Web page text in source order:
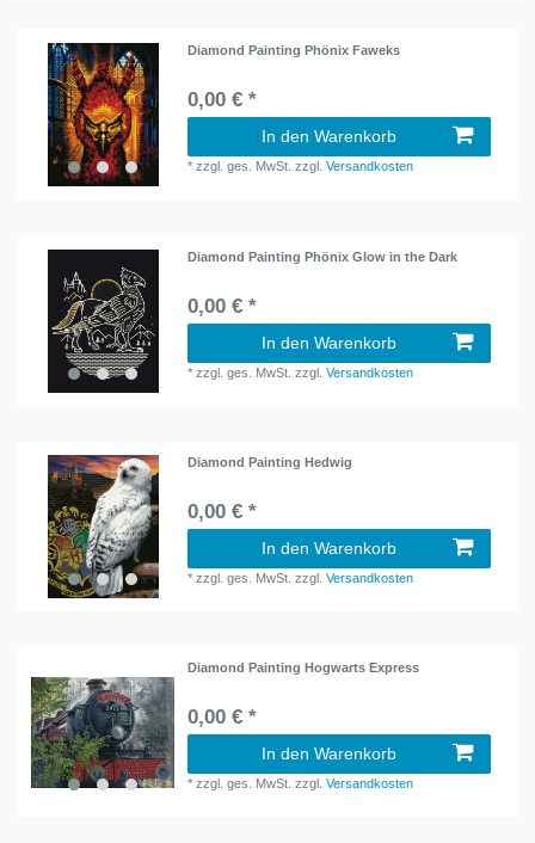
Diamond Painting Phönix Faweks
0,00 € *
In den Warenkorb
*zzgl. ges. MwSt. zzgl.Versandkosten
Diamond Painting Phönix Glow in the Dark
0,00 € *
In den Warenkorb
*zzgl. ges. MwSt. zzgl.Versandkosten
Diamond Painting Hedwig
0,00 € *
In den Warenkorb
*zzgl. ges. MwSt. zzgl.Versandkosten
Diamond Painting Hogwarts Express
0,00 € *
In den Warenkorb
*zzgl. ges. MwSt. zzgl.Versandkosten